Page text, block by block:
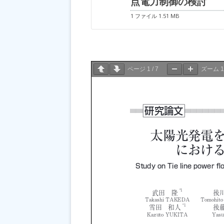
1 ファイル 1.51 MB
ページ 1 / 7 ズーム